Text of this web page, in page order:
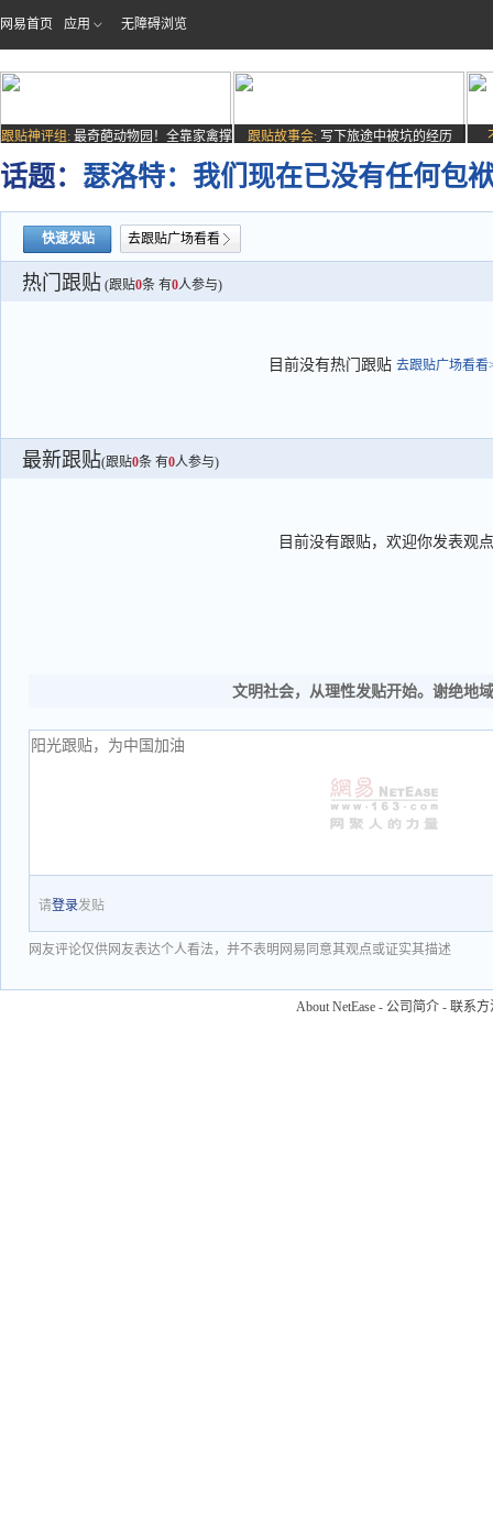
网易首页 应用 无障碍浏览
跟贴神评组: 最奇葩动物园！全靠家禽撑
场子
跟贴故事会: 写下旅途中被坑的经历
话题： 瑟洛特：我们现在已没有任何包
快速发贴 去跟贴广场看看
热门跟贴 (跟贴0条 有0人参与)
目前没有热门跟贴 去跟贴广场看看
最新跟贴(跟贴0条 有0人参与)
目前没有跟贴，欢迎你发表观点
文明社会，从理性发贴开始。谢绝地
请登录发贴
网友评论仅供网友表达个人看法，并不表明网易同意其观点或证实其描述
About NetEase - 公司简介 - 联系方